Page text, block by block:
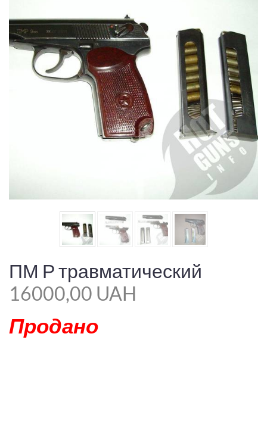
ПМ Р травматический
16000,00 UAH
Продано